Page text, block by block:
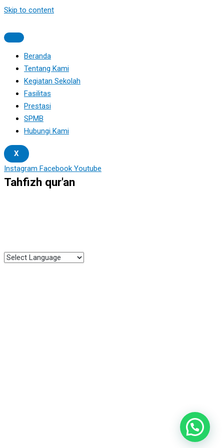
Skip to content
Beranda
Tentang Kami
Kegiatan Sekolah
Fasilitas
Prestasi
SPMB
Hubungi Kami
X
Instagram Facebook Youtube
Tahfizh qur'an